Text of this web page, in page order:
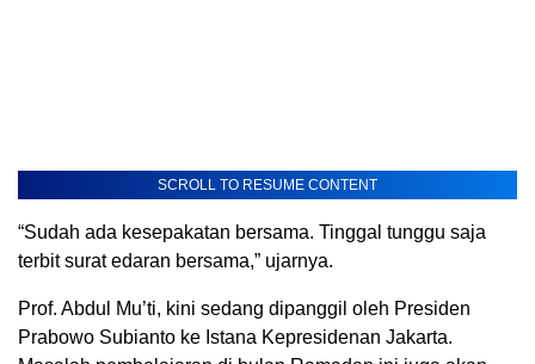
SCROLL TO RESUME CONTENT
“Sudah ada kesepakatan bersama. Tinggal tunggu saja
terbit surat edaran bersama,” ujarnya.
Prof. Abdul Mu’ti, kini sedang dipanggil oleh Presiden
Prabowo Subianto ke Istana Kepresidenan Jakarta.